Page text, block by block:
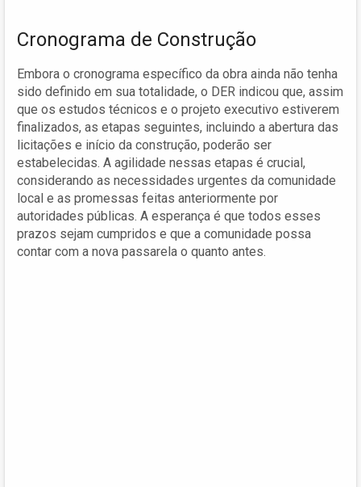
Cronograma de Construção
Embora o cronograma específico da obra ainda não tenha
sido definido em sua totalidade, o DER indicou que, assim
que os estudos técnicos e o projeto executivo estiverem
finalizados, as etapas seguintes, incluindo a abertura das
licitações e início da construção, poderão ser
estabelecidas. A agilidade nessas etapas é crucial,
considerando as necessidades urgentes da comunidade
local e as promessas feitas anteriormente por
autoridades públicas. A esperança é que todos esses
prazos sejam cumpridos e que a comunidade possa
contar com a nova passarela o quanto antes.